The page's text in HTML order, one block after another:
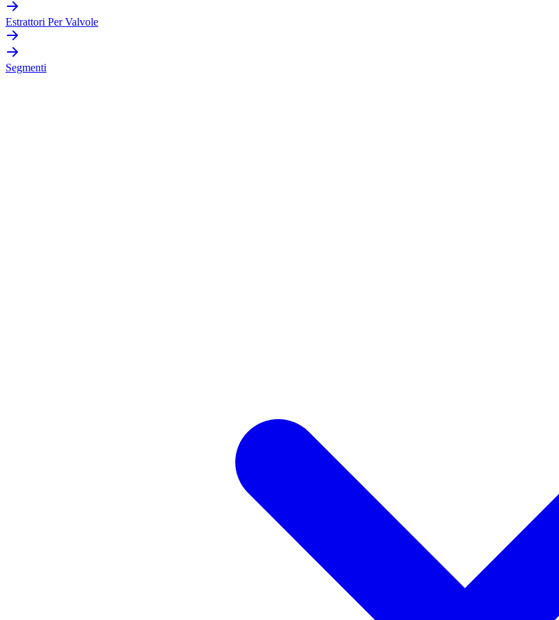
Estrattori Per Valvole
Segmenti